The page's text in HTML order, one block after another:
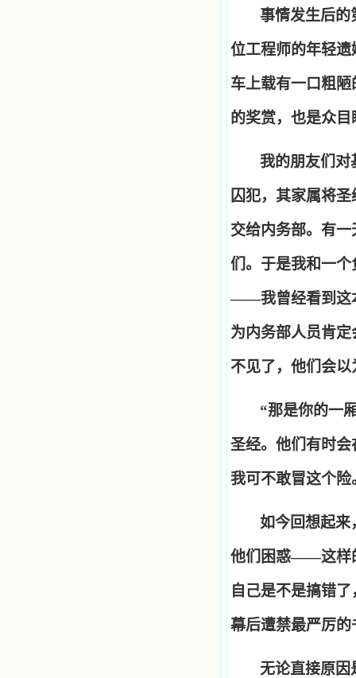
事情发生后的
位工程师的年轻
车上载有一口粗
的奖赏，也是众
我的朋友们对
囚犯，其家属将
交给内务部。有
们。于是我和一
——我曾经看到
为内务部人员肯
不见了，他们会
“那是你的一
圣经。他们有时
我可不敢冒这个险
如今回想起来
他们困惑——这样
自己是不是搞错
幕后遭禁最严厉
无论直接原因